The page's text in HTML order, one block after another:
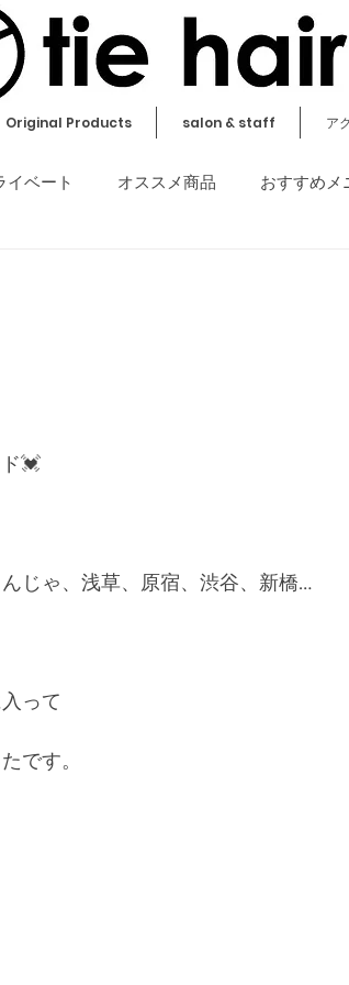
Original Products salon & staff ア
イベート オススメ商品 おすすめメ
💓
じゃ、浅草、原宿、渋谷、新橋…
って
です。